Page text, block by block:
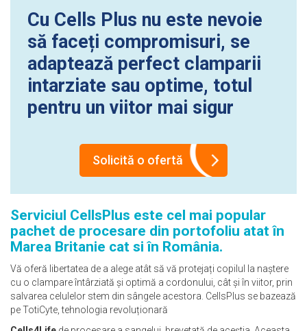
Cu Cells Plus nu este nevoie
să faceți compromisuri, se
adaptează perfect clamparii
intarziate sau optime, totul
pentru un viitor mai sigur
Solicită o ofertă
Serviciul CellsPlus este cel mai popular
pachet de procesare din portofoliu atat în
Marea Britanie cat si în România.
Vă oferă libertatea de a alege atât să vă protejați copilul la naștere
cu o clampare întârziată și optimă a cordonului, cât și în viitor, prin
salvarea celulelor stem din sângele acestora. CellsPlus se bazează
pe TotiCyte, tehnologia revoluționară